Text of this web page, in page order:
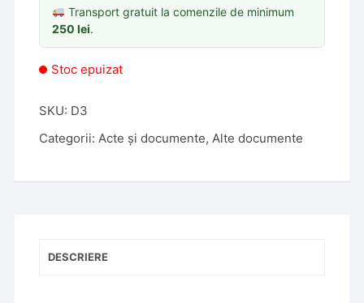
Transport gratuit la comenzile de minimum
250lei.
Stoc epuizat
SKU: D3
Categorii:Acte și documente,Alte documente
DESCRIERE